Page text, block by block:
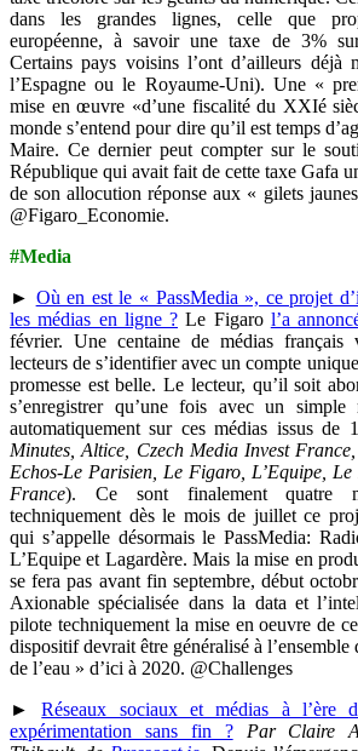
dans les grandes lignes, celle que
européenne, à savoir une taxe de 3%
Certains pays voisins l’ont d’ailleurs déjà
l’Espagne ou le Royaume-Uni). Une «
mise en œuvre «d’une fiscalité du XXIé
monde s’entend pour dire qu’il est temps
Maire. Ce dernier peut compter sur le
République qui avait fait de cette taxe Gafa
de son allocution réponse aux « gilets
@Figaro_Economie.
#Media
► Où en est le « PassMedia », ce projet
les médias en ligne ? Le Figaro l’a
février. Une centaine de médias français
lecteurs de s’identifier avec un compte
promesse est belle. Le lecteur, qu’il soit
s’enregistrer qu’une fois avec un
automatiquement sur ces médias issus de
Minutes, Altice, Czech Media Invest
Echos-Le Parisien, Le Figaro, L’Equipe,
France). Ce sont finalement quatre
techniquement dès le mois de juillet ce
qui s’appelle désormais le PassMedia:
L’Equipe et Lagardère. Mais la mise en
se fera pas avant fin septembre, début
Axionable spécialisée dans la data et
pilote techniquement la mise en oeuvre de
dispositif devrait être généralisé à
de l’eau » d’ici à 2020. @Challenges
►Réseaux sociaux et médias à l’ère
expérimentation sans fin ?
Par Claire